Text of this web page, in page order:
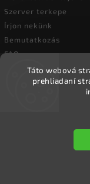
Táto webová
prehliadaní
Szerver terkepe
Írjon nekünk
Bemutatkozás
FAQ
Vásárlási útmutató